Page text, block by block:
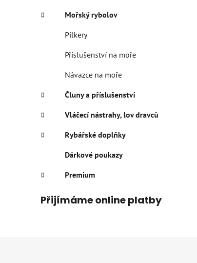
Mořský rybolov
Pilkery
Příslušenství na moře
Návazce na moře
Čluny a příslušenství
Vláčecí nástrahy, lov dravců
Rybářské doplňky
Dárkové poukazy
Premium
Přijímáme online platby